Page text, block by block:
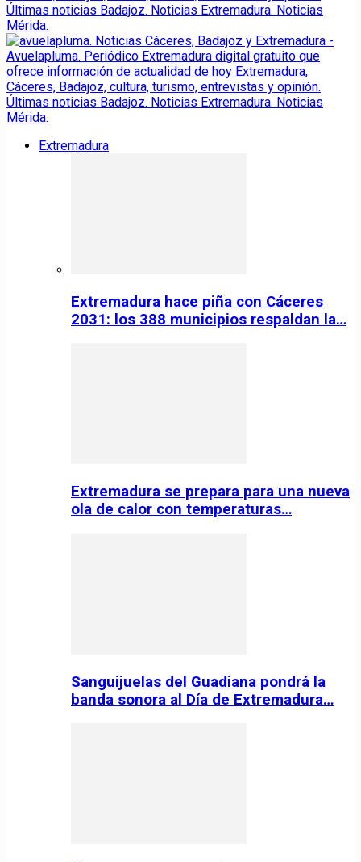
Extremadura
Extremadura hace piña con Cáceres
2031: los 388 municipios respaldan la…
Extremadura se prepara para una nueva
ola de calor con temperaturas…
Sanguijuelas del Guadiana pondrá la
banda sonora al Día de Extremadura…